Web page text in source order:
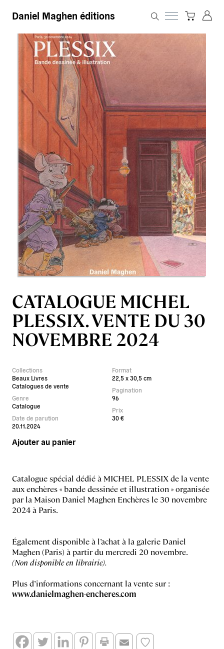
Daniel Maghen éditions
CATALOGUE MICHEL
PLESSIX. VENTE DU 30
NOVEMBRE 2024
Collections
Beaux Livres
Catalogues de vente
Genre
Catalogue
Date de parution
20.11.2024
Ajouter au panier
Format
22,5 x 30,5 cm
Pagination
96
Prix
30 €
Catalogue spécial dédié à MICHEL PLESSIX de la vente
aux enchères « bande dessinée et illustration » organisée
par la Maison Daniel Maghen Enchères le 30 novembre
2024 à Paris.
Également disponible à l’achat à la galerie Daniel
Maghen (Paris) à partir du mercredi 20 novembre.
(Non disponible en librairie).
Plus d’informations concernant la vente sur :
www.danielmaghen-encheres.com